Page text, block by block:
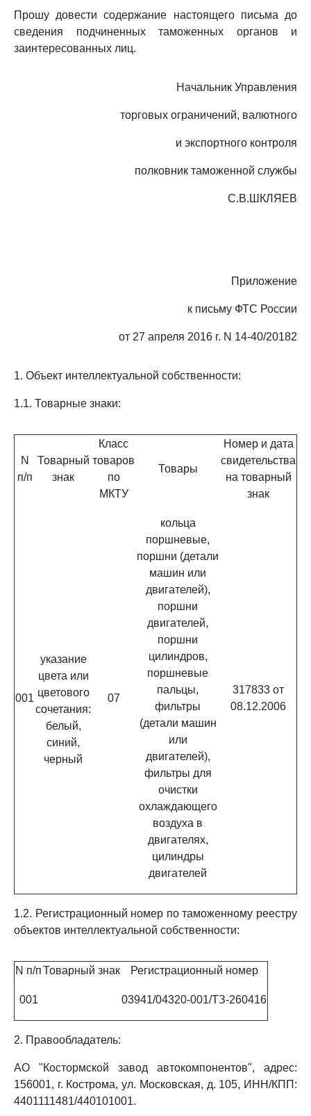
Прошу довести содержание настоящего письма до
сведения подчиненных таможенных органов и
заинтересованных лиц.
Начальник Управления
торговых ограничений, валютного
и экспортного контроля
полковник таможенной службы
С.В.ШКЛЯЕВ
Приложение
к письму ФТС России
от 27 апреля 2016 г. N 14-40/20182
1. Объект интеллектуальной собственности:
1.1. Товарные знаки:
N
п/п
Товарный
знак
Класс
товаров
по
МКТУ
Товары
Номер и дата
свидетельства
на товарный
знак
001
указание
цвета или
цветового
сочетания:
белый,
синий,
черный
07
кольца
поршневые,
поршни (детали
машин или
двигателей),
поршни
двигателей,
поршни
цилиндров,
поршневые
пальцы,
фильтры
(детали машин
или
двигателей),
фильтры для
очистки
охлаждающего
воздуха в
двигателях,
цилиндры
двигателей
317833 от
08.12.2006
1.2. Регистрационный номер по таможенному реестру
объектов интеллектуальной собственности:
N п/пТоварный знак Регистрационный номер
001 03941/04320-001/ТЗ-260416
2. Правообладатель:
АО "Костормской завод автокомпонентов", адрес:
156001, г. Кострома, ул. Московская, д. 105, ИНН/КПП:
4401111481/440101001.